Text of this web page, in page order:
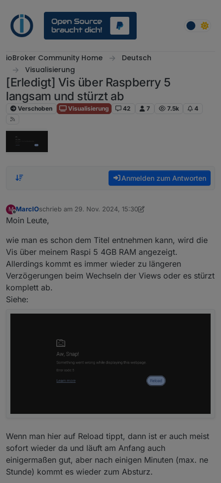
ioBroker Community Home
Deutsch
Visualisierung
[Erledigt] Vis über Raspberry 5
langsam und stürzt ab
Verschoben Visualisierung 42 7 7.5k 4
Anmelden zum Antworten
M
Offline
MarcIOschrieb am 29. Nov. 2024, 15:30
zuletzt editiert von MarcIO
Moin Leute,
wie man es schon dem Titel entnehmen kann, wird die
Vis über meinem Raspi 5 4GB RAM angezeigt.
Allerdings kommt es immer wieder zu längeren
Verzögerungen beim Wechseln der Views oder es stürzt
komplett ab.
Siehe:
Wenn man hier auf Reload tippt, dann ist er auch meist
sofort wieder da und läuft am Anfang auch
einigermaßen gut, aber nach einigen Minuten (max. ne
Stunde) kommt es wieder zum Absturz.